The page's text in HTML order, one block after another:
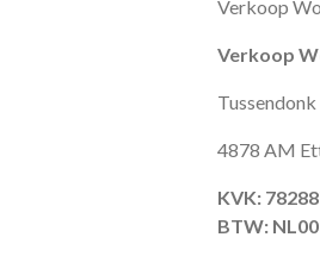
Verkoop
Verkoop
4878 AM
KVK:
BTW: